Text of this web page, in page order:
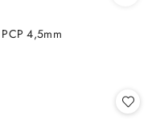
4,5mm